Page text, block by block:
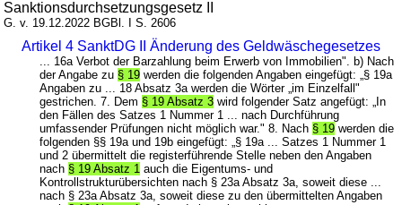
Sanktionsdurchsetzungsgesetz II
G. v. 19.12.2022 BGBl. I S. 2606
Artikel 4 SanktDG II Änderung des Geldwäschegesetzes
... 16a Verbot der Barzahlung beim Erwerb von Immobilien". b) Nach
der Angabe zu § 19 werden die folgenden Angaben eingefügt: „§ 19a
Angaben zu ... 18 Absatz 3a werden die Wörter „im Einzelfall"
gestrichen. 7. Dem § 19 Absatz 3 wird folgender Satz angefügt: „In
den Fällen des Satzes 1 Nummer 1 ... nach Durchführung
umfassender Prüfungen nicht möglich war." 8. Nach § 19 werden die
folgenden §§ 19a und 19b eingefügt: „§ 19a ... Satzes 1 Nummer 1
und 2 übermittelt die registerführende Stelle neben den Angaben
nach § 19 Absatz 1 auch die Eigentums- und
Kontrollstrukturübersichten nach § 23a Absatz 3a, soweit diese ...
nach § 23a Absatz 3a, soweit diese zu den übermittelten Angaben